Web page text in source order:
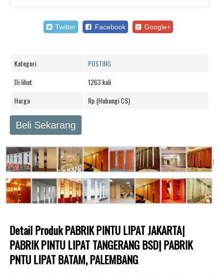
Twitter Facebook Google+
Kategori
POSTING
Di lihat
1263 kali
Harga
Rp (Hubungi CS)
Beli Sekarang
Detail Produk PABRIK PINTU LIPAT JAKARTA|
PABRIK PINTU LIPAT TANGERANG BSD| PABRIK
PNTU LIPAT BATAM, PALEMBANG